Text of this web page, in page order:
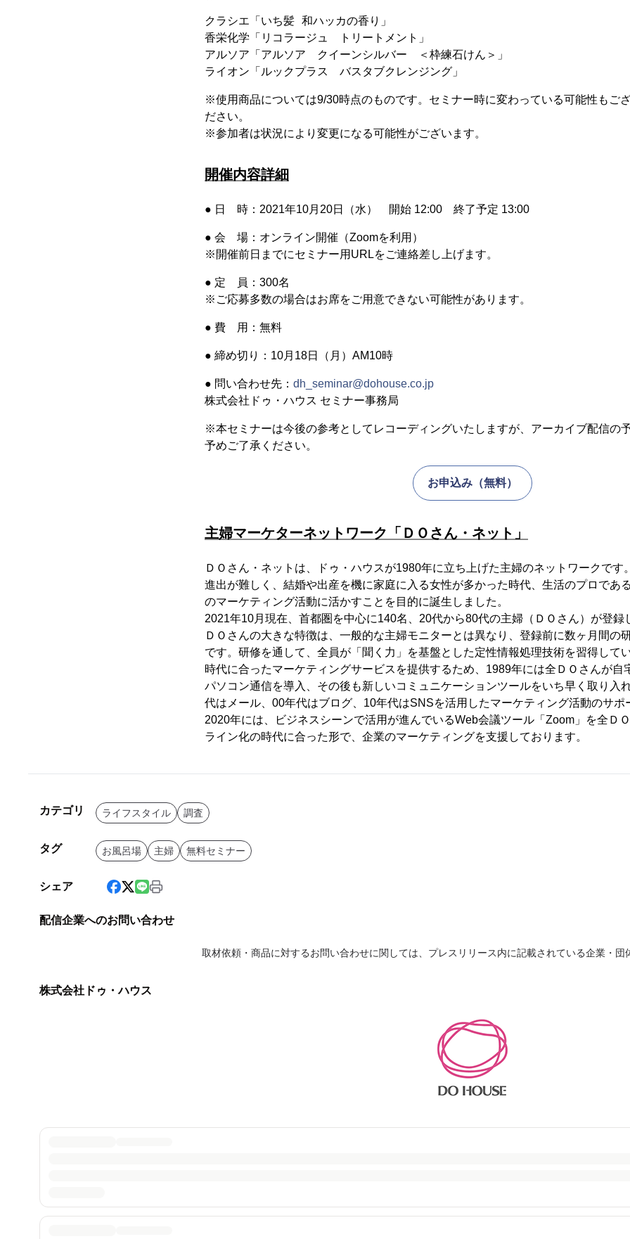
クラシエ「いち髪 和ハッカの香り」
香栄化学「リコラージュ　トリートメント」
アルソア「アルソア　クイーンシルバー　＜枠練石けん＞」
※使用商品については9/30時点のものです。セミナー時に変わっている可能性もご
ださい。
※参加者は状況により変更になる可能性がございます。
開催内容詳細
● 日 時：2021年10月20日（水） 開始 12:00 終了予定 13:00
● 会 場：オンライン開催（Zoomを利用）
※開催前日までにセミナー用URLをご連絡差し上げます。
● 定 員：300名
※ご応募多数の場合はお席をご用意できない可能性があります。
● 費 用：無料
● 締め切り：10月18日（月）AM10時
● 問い合わせ先： dh_seminar@dohouse.co.jp
株式会社ドゥ・ハウス セミナー事務局
※本セミナーは今後の参考としてレコーディングいたしますが、アーカイブ配信の
予めご了承ください。
お申込み（無料）
主婦マーケターネットワーク「ＤＯさん・ネット」
ＤＯさん・ネットは、ドゥ・ハウスが1980年に立ち上げた主婦のネットワークです
進出が難しく、結婚や出産を機に家庭に入る女性が多かった時代、生活のプロであ
のマーケティング活動に活かすことを目的に誕生しました。
2021年10月現在、首都圏を中心に140名、20代から80代の主婦（ＤＯさん）が登録
ＤＯさんの大きな特徴は、一般的な主婦モニターとは異なり、登録前に数ヶ月間の
です。研修を通して、全員が「聞く力」を基盤とした定性情報処理技術を習得してい
時代に合ったマーケティングサービスを提供するため、1989年には全ＤＯさんが自
パソコン通信を導入、その後も新しいコミュニケーションツールをいち早く取り入
代はメール、00年代はブログ、10年代はSNSを活用したマーケティング活動のサポ
2020年には、ビジネスシーンで活用が進んでいるWeb会議ツール「Zoom」を全Ｄ
ライン化の時代に合った形で、企業のマーケティングを支援しております。
カテゴリ ライフスタイル 調査
タグ お風呂場 主婦 無料セミナー
シェア
配信企業へのお問い合わせ
取材依頼・商品に対するお問い合わせに関しては、プレスリリース内に記載されている企業・団
株式会社ドゥ・ハウス